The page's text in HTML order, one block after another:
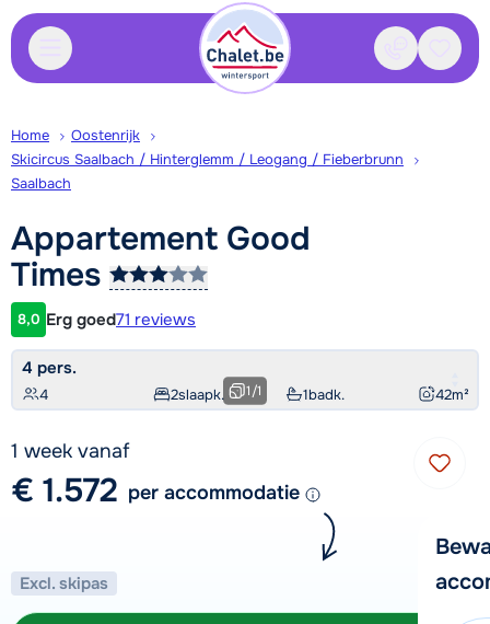
Contact
Home
Oostenrijk
Skicircus Saalbach / Hinterglemm / Leogang / Fieberbrunn
Saalbach
Appartement Good
Times
Klantwaardering
8,0 Erg goed71 reviews
4 pers.
4 2slaapk. 1badk. 42m²
1/1
1 week vanaf
€ 1.572 per accommodatie
Excl. skipas